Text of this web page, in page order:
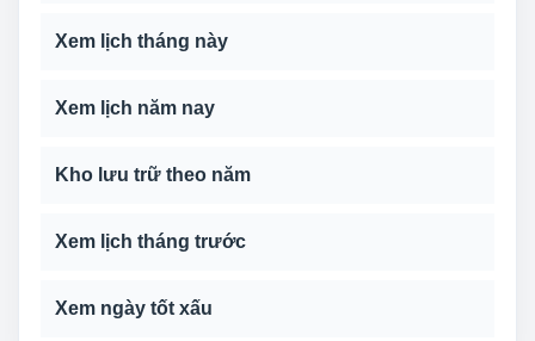
Xem lịch tháng này
Xem lịch năm nay
Kho lưu trữ theo năm
Xem lịch tháng trước
Xem ngày tốt xấu